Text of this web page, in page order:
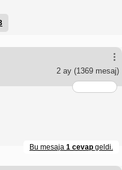
2 ay (1369 mesaj)
Bu mesaja 1 cevap geldi.